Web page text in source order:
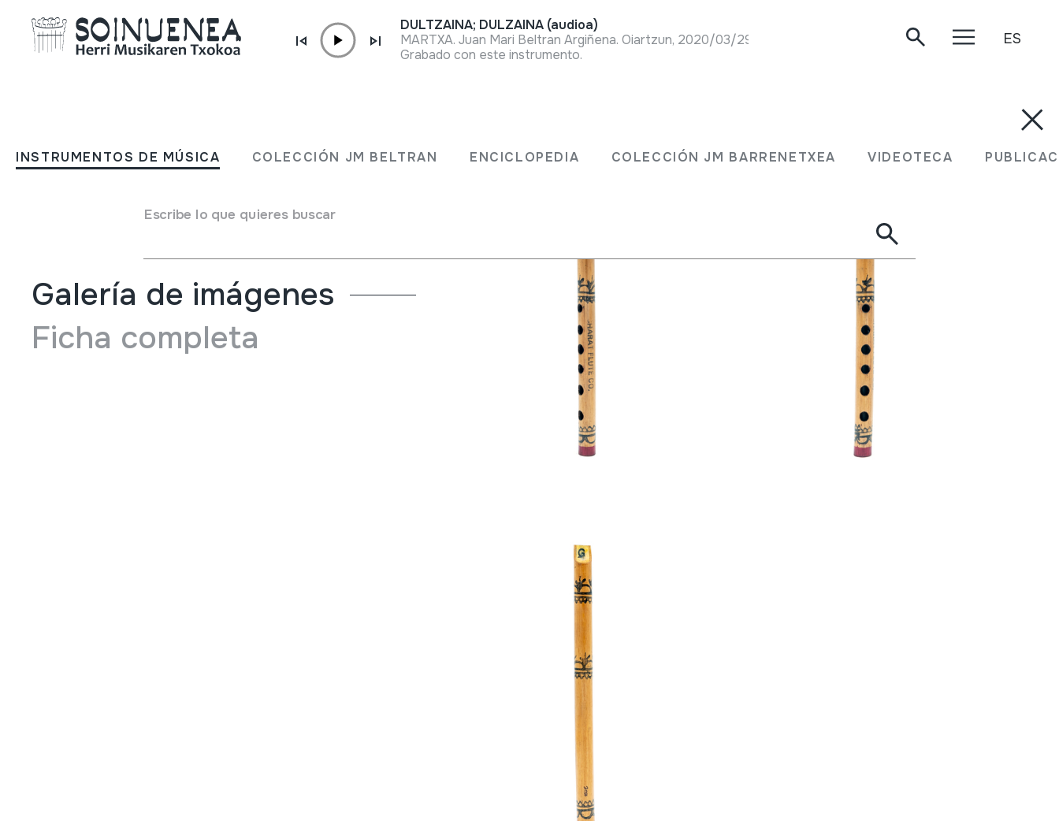
INSTRUMENTOS DE MÚSICA COLECCIÓN JM BELTRAN ENCICLOPEDIA COLECCIÓN JM BARRENETXEA VIDEOTECA
Escribe lo que quieres buscar
DULTZAINA; DULZAINA (audioa)
MARTXA. Juan Mari Beltran Argiñena. Oiartzun, 2020/03/29.
Grabado con este instrumento.
ES
FLAUTA; CHARAT FLUTE
Tipo de Instrumento de música
Galería de imágenes
Ficha completa